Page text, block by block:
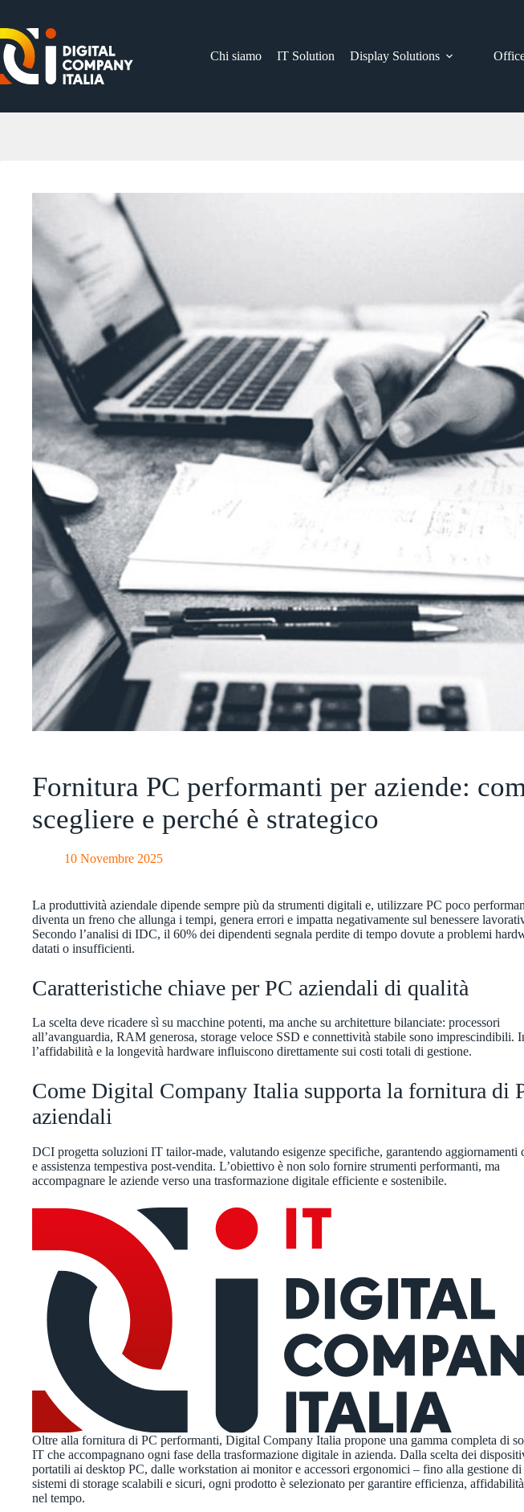
contenuto
Chi siamo
IT Solution Display Solutions
Fornitura PC performanti per aziende:
scegliere e perché è strategico
10 Novembre 2025
La produttività aziendale dipende sempre più da strumenti digitali e, utilizzare PC poco
diventa un freno che allunga i tempi, genera errori e impatta negativamente sul benessere
Secondo l’analisi di IDC, il 60% dei dipendenti segnala perdite di tempo dovute a problemi
datati o insufficienti.
Caratteristiche chiave per PC aziendali di qualità
La scelta deve ricadere sì su macchine potenti, ma anche su architetture bilanciate: processori
all’avanguardia, RAM generosa, storage veloce SSD e connettività stabile sono imprescindibili.
l’affidabilità e la longevità hardware influiscono direttamente sui costi totali di gestione.
Come Digital Company Italia supporta la fornitura di
aziendali
DCI progetta soluzioni IT tailor-made, valutando esigenze specifiche, garantendo aggiornamenti
e assistenza tempestiva post-vendita. L’obiettivo è non solo fornire strumenti performanti, ma
accompagnare le aziende verso una trasformazione digitale efficiente e sostenibile.
Oltre alla fornitura di PC performanti, Digital Company Italia propone una gamma completa di
IT che accompagnano ogni fase della trasformazione digitale in azienda. Dalla scelta dei
portatili ai desktop PC, dalle workstation ai monitor e accessori ergonomici – fino alla gestione di
sistemi di storage scalabili e sicuri, ogni prodotto è selezionato per garantire efficienza,
nel tempo.